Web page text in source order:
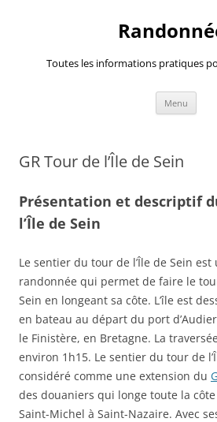
Toutes les informations pratiques
Menu
GR Tour de l’Île de Sein
Présentation et descriptif
l’Île de Sein
Le sentier du tour de l’Île de Sein
randonnée qui permet de faire le
Sein en longeant sa côte. L’île est
en bateau au départ du port
le Finistère, en Bretagne. La
environ 1h15. Le sentier du tour de
considéré comme une extension du
des douaniers qui longe toute la
Saint-Michel à Saint-Nazaire. Avec